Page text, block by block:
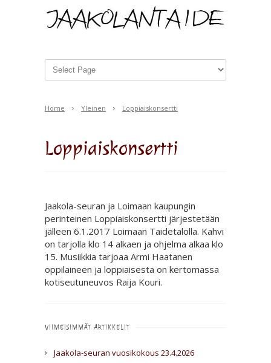
Home Yleinen Loppiaiskonsertti
Loppiaiskonsertti
Jaakola-seuran ja Loimaan kaupungin
perinteinen Loppiaiskonsertti järjestetään
jälleen 6.1.2017 Loimaan Taidetalolla. Kahvi
on tarjolla klo 14 alkaen ja ohjelma alkaa klo
15. Musiikkia tarjoaa Armi Haatanen
oppilaineen ja loppiaisesta on kertomassa
kotiseutuneuvos Raija Kouri.
VIIMEISIMMÄT ARTIKKELIT
Jaakola-seuran vuosikokous 23.4.2026